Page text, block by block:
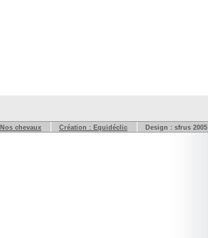
Nos chevaux Création : Equidéclic Design : sfrus 2005